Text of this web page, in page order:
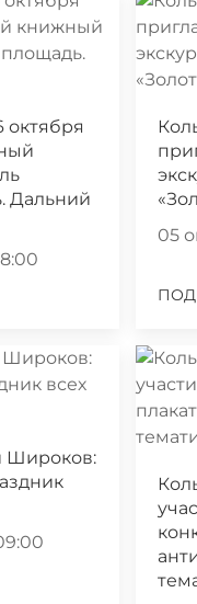
октября
Дальний
05
Широков: